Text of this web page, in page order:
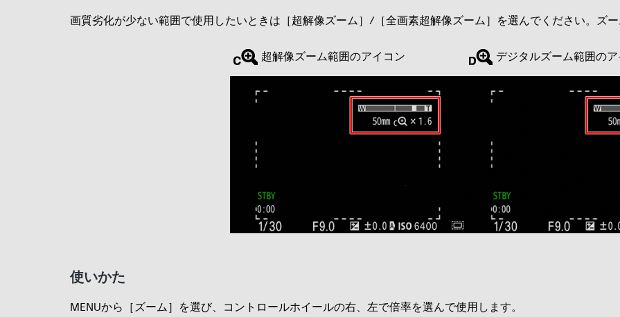
画質劣化が少ない範囲で使用したいときは［超解像ズーム］/［全画素超解像ズーム］を選んでください。ズー
超解像ズーム範囲のアイコン デジタルズーム範囲の
使いかた
MENUから［ズーム］を選び、コントロールホイールの右、左で倍率を選んで使用します。